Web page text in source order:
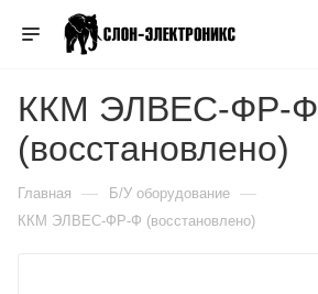
ККМ ЭЛВЕС-ФР-Ф
(восстановлено)
Главная — Б/У оборудование —
ККМ ЭЛВЕС-ФР-Ф (восстановлено)